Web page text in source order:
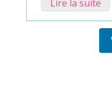
Lire la suite